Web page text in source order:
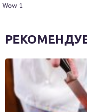
Wow 1